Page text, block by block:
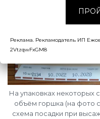
На упаковках некоторых
объём горшка (на фото
схема посадки при
Реклама. Рекламодатель ИП
2VtzqwFxGM8